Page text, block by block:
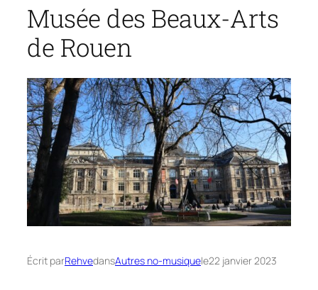
Musée des Beaux-Arts
de Rouen
Écrit parRehvedansAutres no-musiquele22 janvier 2023